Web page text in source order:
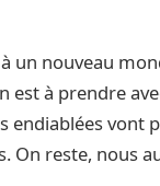
un nouveau
à prendre
endiablées vont
On reste, nous